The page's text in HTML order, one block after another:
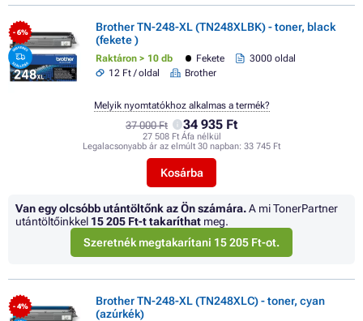
- 6%
Brother TN-248-XL (TN248XLBK) - toner, black
(fekete )
Raktáron > 10 db Fekete
3000 oldal
12 Ft / oldal
Brother
37 000 Ft 34 935 Ft
27 508 Ft Áfa nélkül
Legalacsonyabb ár az elmúlt 30 napban: 33 745 Ft
Kosárba
Melyik nyomtatókhoz alkalmas a termék?
Van egy olcsóbb utántöltőnk az Ön számára.A mi TonerPartner
utántöltőinkkel 15 205 Ft-t takaríthat meg.
Szeretnék megtakarítani 15 205 Ft-ot.
- 4%
Brother TN-248-XL (TN248XLC) - toner, cyan
(azúrkék)